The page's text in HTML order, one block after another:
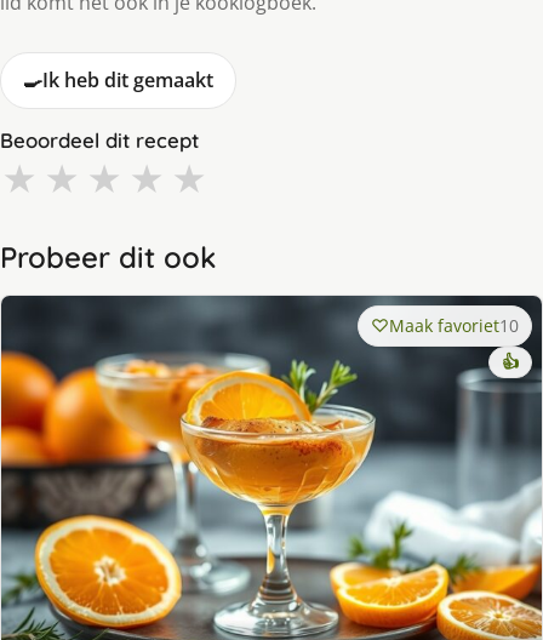
🍳Ik heb dit gemaakt
Beoordeel dit recept
★ ★ ★ ★ ★
Probeer dit ook
Maak favoriet10
👍